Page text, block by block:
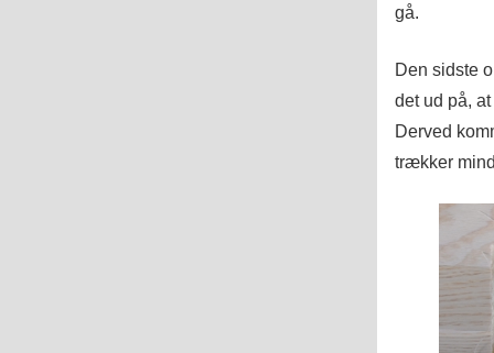
gå.
Den sidste
det ud på,
Derved
trækker